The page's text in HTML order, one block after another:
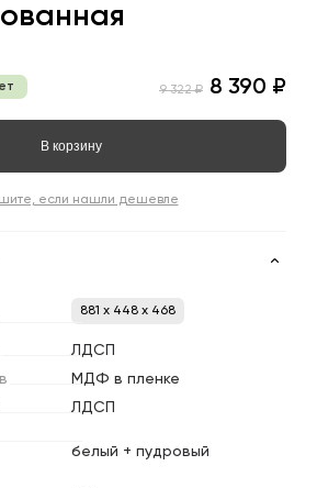
9 322 ₽ 8 390 ₽
В корзину
если нашли дешевле
881 x 448 x 468
ЛДСП
МДФ в пленке
ЛДСП
белый + пудровый